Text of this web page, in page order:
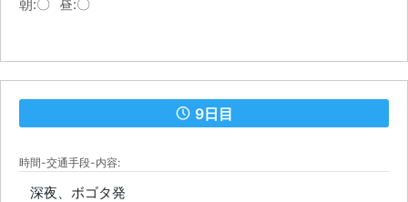
朝:〇 昼:〇
9日目
時間-交通手段-内容:
深夜、ボゴタ発